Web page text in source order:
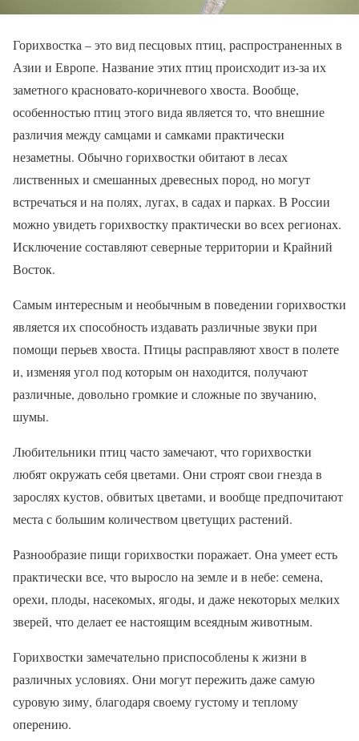
Горихвостка – это вид песцовых птиц, распространенных в
Азии и Европе. Название этих птиц происходит из-за их
заметного красновато-коричневого хвоста. Вообще,
особенностью птиц этого вида является то, что внешние
различия между самцами и самками практически
незаметны. Обычно горихвостки обитают в лесах
лиственных и смешанных древесных пород, но могут
встречаться и на полях, лугах, в садах и парках. В России
можно увидеть горихвостку практически во всех регионах.
Исключение составляют северные территории и Крайний
Восток.
Самым интересным и необычным в поведении горихвостки
является их способность издавать различные звуки при
помощи перьев хвоста. Птицы расправляют хвост в полете
и, изменяя угол под которым он находится, получают
различные, довольно громкие и сложные по звучанию,
шумы.
Любительники птиц часто замечают, что горихвостки
любят окружать себя цветами. Они строят свои гнезда в
зарослях кустов, обвитых цветами, и вообще предпочитают
места с большим количеством цветущих растений.
Разнообразие пищи горихвостки поражает. Она умеет есть
практически все, что выросло на земле и в небе: семена,
орехи, плоды, насекомых, ягоды, и даже некоторых мелких
зверей, что делает ее настоящим всеядным животным.
Горихвостки замечательно приспособлены к жизни в
различных условиях. Они могут пережить даже самую
суровую зиму, благодаря своему густому и теплому
оперению.